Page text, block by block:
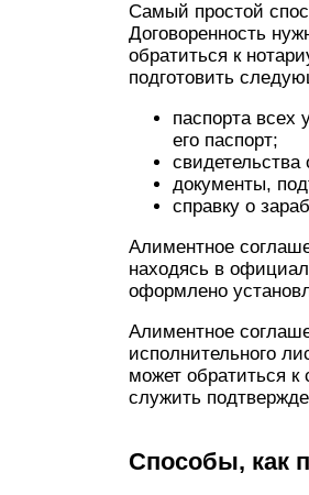
Самый простой
Договоренность
обратиться к
подготовить
паспорта всех
его паспорт;
документы,
справку о
Алиментное
находясь в
оформлено
Алиментное
исполнительного
может обратиться
служить
Способы, как